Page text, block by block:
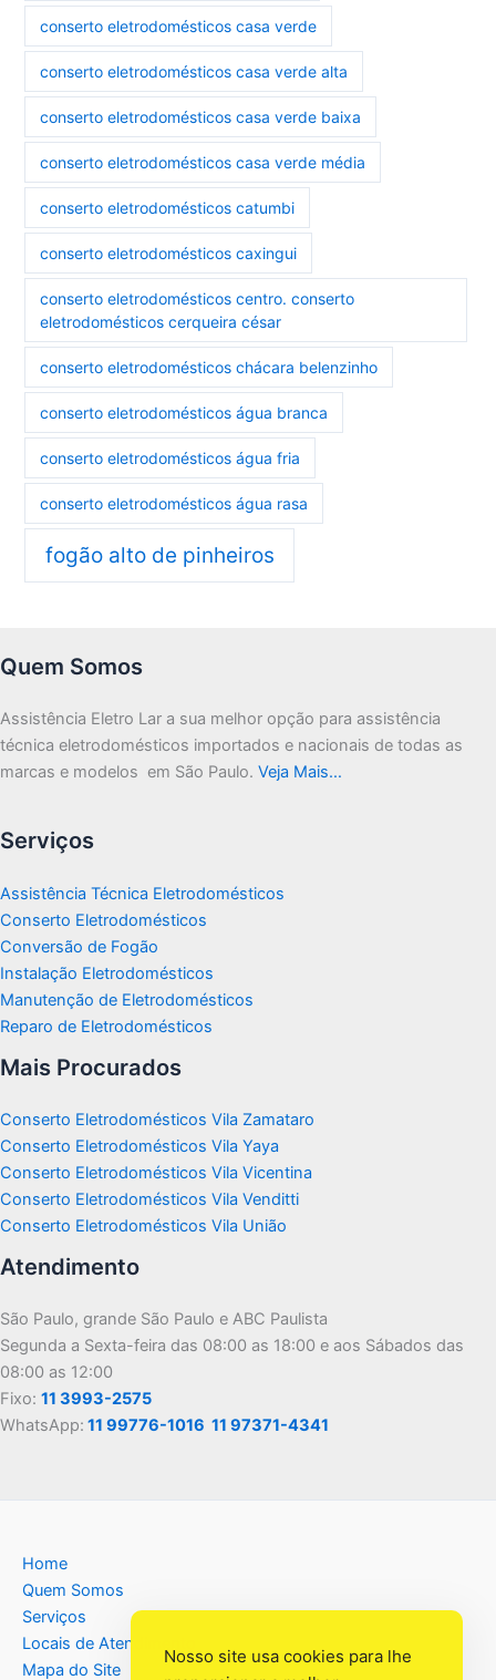
conserto eletrodomésticos casa verde
conserto eletrodomésticos casa verde alta
conserto eletrodomésticos casa verde baixa
conserto eletrodomésticos casa verde média
conserto eletrodomésticos catumbi
conserto eletrodomésticos caxingui
conserto eletrodomésticos centro. conserto
eletrodomésticos cerqueira césar
conserto eletrodomésticos chácara belenzinho
conserto eletrodomésticos água branca
conserto eletrodomésticos água fria
conserto eletrodomésticos água rasa
fogão alto de pinheiros
Quem Somos
Assistência Eletro Lar a sua melhor opção para assistência
técnica eletrodomésticos importados e nacionais de todas as
marcas e modelos em São Paulo. Veja Mais…
Serviços
Assistência Técnica Eletrodomésticos
Conserto Eletrodomésticos
Conversão de Fogão
Instalação Eletrodomésticos
Manutenção de Eletrodomésticos
Reparo de Eletrodomésticos
Mais Procurados
Conserto Eletrodomésticos Vila Zamataro
Conserto Eletrodomésticos Vila Yaya
Conserto Eletrodomésticos Vila Vicentina
Conserto Eletrodomésticos Vila Venditti
Conserto Eletrodomésticos Vila União
Atendimento
São Paulo, grande São Paulo e ABC Paulista
Segunda a Sexta-feira das 08:00 as 18:00 e aos Sábados das
08:00 as 12:00
Fixo: 11 3993-2575
WhatsApp: 11 99776-1016 11 97371-4341
Home
Quem Somos
Serviços
Locais de Atendimento
Mapa do Site
Nosso site usa cookies para lhe